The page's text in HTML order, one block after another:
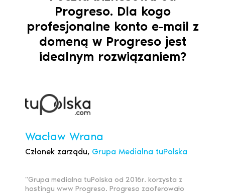
Progreso. Dla kogo
profesjonalne konto e-mail z
domeną w Progreso jest
idealnym rozwiązaniem?
Wacław Wrana
Członek zarządu, Grupa Medialna tuPolska
"Grupa medialna tuPolska od 2016r. korzysta z
hostingu www Progreso. Progreso zaoferowało